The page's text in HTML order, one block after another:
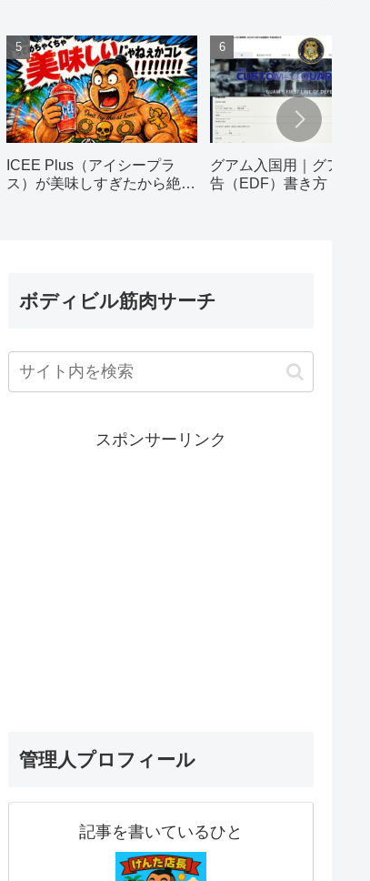
ICEE Plus（アイシープラ
ス）が美味しすぎたから絶対
グアム入国用｜グアム
告（EDF）書き方｜ス
ボディビル筋肉サーチ
スポンサーリンク
管理人プロフィール
記事を書いているひと